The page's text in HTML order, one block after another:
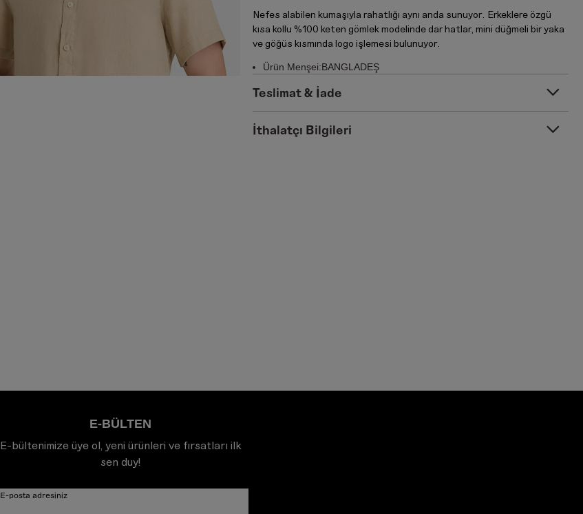
Nefes alabilen kumaşıyla rahatlığı aynı anda sunuyor. Erkeklere özgü
kısa kollu %100 keten gömlek modelinde dar hatlar, mini düğmeli bir yaka
ve göğüs kısmında logo işlemesi bulunuyor.
Ürün Menşei:BANGLADEŞ
Teslimat & İade
İthalatçı Bilgileri
E-BÜLTEN
E-bültenimize üye ol, yeni ürünleri ve fırsatları ilk
sen duy!
E-posta adresiniz